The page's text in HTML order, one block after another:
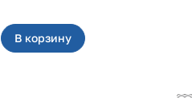
В корзину